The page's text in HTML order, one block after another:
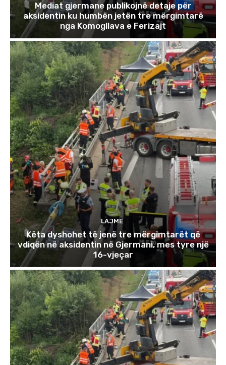
Mediat gjermane publikojnë detaje për
aksidentin ku humbën jetën tre mërgimtarë
nga Komogllava e Ferizajt
LAJME
Këta dyshohet të jenë tre mërgimtarët që
vdiqën në aksidentin në Gjermani, mes tyre një
16-vjeçar